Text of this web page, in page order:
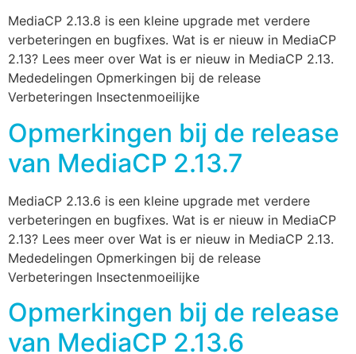
MediaCP 2.13.8 is een kleine upgrade met verdere
verbeteringen en bugfixes. Wat is er nieuw in MediaCP
2.13? Lees meer over Wat is er nieuw in MediaCP 2.13.
Mededelingen Opmerkingen bij de release
Verbeteringen Insectenmoeilijke
Opmerkingen bij de release
van MediaCP 2.13.7
MediaCP 2.13.6 is een kleine upgrade met verdere
verbeteringen en bugfixes. Wat is er nieuw in MediaCP
2.13? Lees meer over Wat is er nieuw in MediaCP 2.13.
Mededelingen Opmerkingen bij de release
Verbeteringen Insectenmoeilijke
Opmerkingen bij de release
van MediaCP 2.13.6